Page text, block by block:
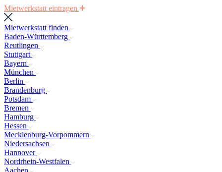
Mietwerkstatt eintragen
Mietwerkstatt finden
Baden-Württemberg
Reutlingen
Stuttgart
Bayern
München
Berlin
Brandenburg
Potsdam
Bremen
Hamburg
Hessen
Mecklenburg-Vorpommern
Niedersachsen
Hannover
Nordrhein-Westfalen
Aachen